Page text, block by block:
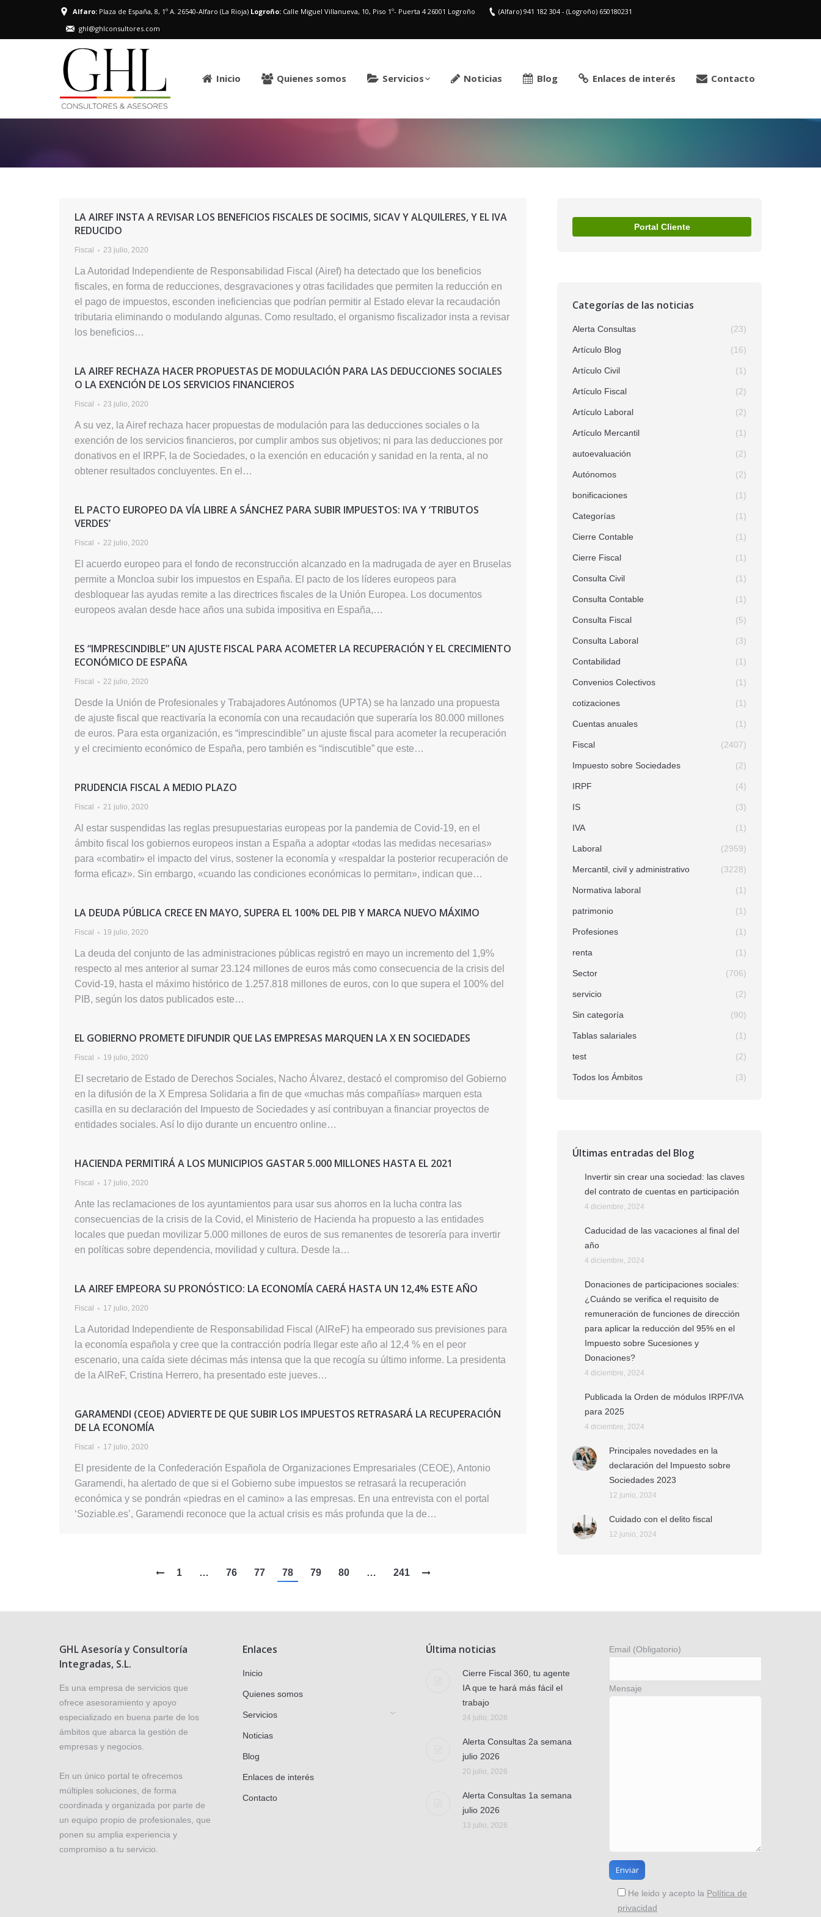
Alfaro: Plaza de España, 8, 1º A. 26540-Alfaro (La Rioja) Logroño: Calle Miguel Villanueva, 10, Piso 1º- Puerta 4 26001 Logroño
(Alfaro) 941 182 304 - (Logroño) 650180231
ghl@ghlconsultores.com
Inicio Quienes somos Servicios Noticias Blog Enlaces de interés Contacto
LA AIREF INSTA A REVISAR LOS BENEFICIOS FISCALES DE SOCIMIS, SICAV Y ALQUILERES, Y EL IVA
REDUCIDO
Fiscal 23 julio, 2020
La Autoridad Independiente de Responsabilidad Fiscal (Airef) ha detectado que los beneficios
fiscales, en forma de reducciones, desgravaciones y otras facilidades que permiten la reducción en
el pago de impuestos, esconden ineficiencias que podrían permitir al Estado elevar la recaudación
tributaria eliminando o modulando algunas. Como resultado, el organismo fiscalizador insta a revisar
los beneficios…
LA AIREF RECHAZA HACER PROPUESTAS DE MODULACIÓN PARA LAS DEDUCCIONES SOCIALES
O LA EXENCIÓN DE LOS SERVICIOS FINANCIEROS
Fiscal 23 julio, 2020
A su vez, la Airef rechaza hacer propuestas de modulación para las deducciones sociales o la
exención de los servicios financieros, por cumplir ambos sus objetivos; ni para las deducciones por
donativos en el IRPF, la de Sociedades, o la exención en educación y sanidad en la renta, al no
obtener resultados concluyentes. En el…
EL PACTO EUROPEO DA VÍA LIBRE A SÁNCHEZ PARA SUBIR IMPUESTOS: IVA Y ‘TRIBUTOS
VERDES’
Fiscal 22 julio, 2020
El acuerdo europeo para el fondo de reconstrucción alcanzado en la madrugada de ayer en Bruselas
permite a Moncloa subir los impuestos en España. El pacto de los líderes europeos para
desbloquear las ayudas remite a las directrices fiscales de la Unión Europea. Los documentos
europeos avalan desde hace años una subida impositiva en España,…
ES “IMPRESCINDIBLE” UN AJUSTE FISCAL PARA ACOMETER LA RECUPERACIÓN Y EL CRECIMIENTO
ECONÓMICO DE ESPAÑA
Fiscal 22 julio, 2020
Desde la Unión de Profesionales y Trabajadores Autónomos (UPTA) se ha lanzado una propuesta
de ajuste fiscal que reactivaría la economía con una recaudación que superaría los 80.000 millones
de euros. Para esta organización, es “imprescindible” un ajuste fiscal para acometer la recuperación
y el crecimiento económico de España, pero también es “indiscutible” que este…
PRUDENCIA FISCAL A MEDIO PLAZO
Fiscal 21 julio, 2020
Al estar suspendidas las reglas presupuestarias europeas por la pandemia de Covid-19, en el
ámbito fiscal los gobiernos europeos instan a España a adoptar «todas las medidas necesarias»
para «combatir» el impacto del virus, sostener la economía y «respaldar la posterior recuperación de
forma eficaz». Sin embargo, «cuando las condiciones económicas lo permitan», indican que…
LA DEUDA PÚBLICA CRECE EN MAYO, SUPERA EL 100% DEL PIB Y MARCA NUEVO MÁXIMO
Fiscal 19 julio, 2020
La deuda del conjunto de las administraciones públicas registró en mayo un incremento del 1,9%
respecto al mes anterior al sumar 23.124 millones de euros más como consecuencia de la crisis del
Covid-19, hasta el máximo histórico de 1.257.818 millones de euros, con lo que supera el 100% del
PIB, según los datos publicados este…
EL GOBIERNO PROMETE DIFUNDIR QUE LAS EMPRESAS MARQUEN LA X EN SOCIEDADES
Fiscal 19 julio, 2020
El secretario de Estado de Derechos Sociales, Nacho Álvarez, destacó el compromiso del Gobierno
en la difusión de la X Empresa Solidaria a fin de que «muchas más compañías» marquen esta
casilla en su declaración del Impuesto de Sociedades y así contribuyan a financiar proyectos de
entidades sociales. Así lo dijo durante un encuentro online…
HACIENDA PERMITIRÁ A LOS MUNICIPIOS GASTAR 5.000 MILLONES HASTA EL 2021
Fiscal 17 julio, 2020
Ante las reclamaciones de los ayuntamientos para usar sus ahorros en la lucha contra las
consecuencias de la crisis de la Covid, el Ministerio de Hacienda ha propuesto a las entidades
locales que puedan movilizar 5.000 millones de euros de sus remanentes de tesorería para invertir
en políticas sobre dependencia, movilidad y cultura. Desde la…
LA AIREF EMPEORA SU PRONÓSTICO: LA ECONOMÍA CAERÁ HASTA UN 12,4% ESTE AÑO
Fiscal 17 julio, 2020
La Autoridad Independiente de Responsabilidad Fiscal (AIReF) ha empeorado sus previsiones para
la economía española y cree que la contracción podría llegar este año al 12,4 % en el peor
escenario, una caída siete décimas más intensa que la que recogía su último informe. La presidenta
de la AIReF, Cristina Herrero, ha presentado este jueves…
GARAMENDI (CEOE) ADVIERTE DE QUE SUBIR LOS IMPUESTOS RETRASARÁ LA RECUPERACIÓN
DE LA ECONOMÍA
Fiscal 17 julio, 2020
El presidente de la Confederación Española de Organizaciones Empresariales (CEOE), Antonio
Garamendi, ha alertado de que si el Gobierno sube impuestos se retrasará la recuperación
económica y se pondrán «piedras en el camino» a las empresas. En una entrevista con el portal
‘Soziable.es’, Garamendi reconoce que la actual crisis es más profunda que la de…
1 … 76 77 78 79 80 … 241
Portal Cliente
Categorías de las noticias
Alerta Consultas (23)
Artículo Blog (16)
Artículo Civil (1)
Artículo Fiscal (2)
Artículo Laboral (2)
Artículo Mercantil (1)
autoevaluación (2)
Autónomos (2)
bonificaciones (1)
Categorías (1)
Cierre Contable (1)
Cierre Fiscal (1)
Consulta Civil (1)
Consulta Contable (1)
Consulta Fiscal (5)
Consulta Laboral (3)
Contabilidad (1)
Convenios Colectivos (1)
cotizaciones (1)
Cuentas anuales (1)
Fiscal (2407)
Impuesto sobre Sociedades (2)
IRPF (4)
IS (3)
IVA (1)
Laboral (2959)
Mercantil, civil y administrativo (3228)
Normativa laboral (1)
patrimonio (1)
Profesiones (1)
renta (1)
Sector (706)
servicio (2)
Sin categoría (90)
Tablas salariales (1)
test (2)
Todos los Ámbitos (3)
Últimas entradas del Blog
Invertir sin crear una sociedad: las claves
del contrato de cuentas en participación
4 diciembre, 2024
Caducidad de las vacaciones al final del
año
4 diciembre, 2024
Donaciones de participaciones sociales:
¿Cuándo se verifica el requisito de
remuneración de funciones de dirección
para aplicar la reducción del 95% en el
Impuesto sobre Sucesiones y
Donaciones?
4 diciembre, 2024
Publicada la Orden de módulos IRPF/IVA
para 2025
4 diciembre, 2024
Principales novedades en la
declaración del Impuesto sobre
Sociedades 2023
12 junio, 2024
Cuidado con el delito fiscal
12 junio, 2024
GHL Asesoría y Consultoría
Integradas, S.L.
Es una empresa de servicios que
ofrece asesoramiento y apoyo
especializado en buena parte de los
ámbitos que abarca la gestión de
empresas y negocios.
En un único portal te ofrecemos
múltiples soluciones, de forma
coordinada y organizada por parte de
un equipo propio de profesionales, que
ponen su amplia experiencia y
compromiso a tu servicio.
Enlaces
Inicio
Quienes somos
Servicios
Noticias
Blog
Enlaces de interés
Contacto
Última noticias
Cierre Fiscal 360, tu agente
IA que te hará más fácil el
trabajo
24 julio, 2026
Alerta Consultas 2a semana
julio 2026
20 julio, 2026
Alerta Consultas 1a semana
julio 2026
13 julio, 2026
Email (Obligatorio)
Mensaje
He leido y acepto la Política de
privacidad